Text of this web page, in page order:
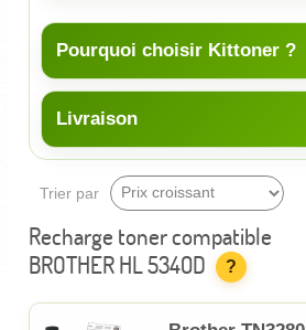
Pourquoi choisir Kittoner ?
Livraison
Trier par
Recharge toner compatible
BROTHER HL 5340D
?